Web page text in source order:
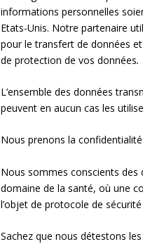
informations personnelles
Etats-Unis. Notre partenaire
pour le transfert de données et
de protection de vos données.
L’ensemble des données
peuvent en aucun cas les
Nous prenons la
Nous sommes conscients des
domaine de la santé, où une
l’objet de protocole de
Sachez que nous détestons